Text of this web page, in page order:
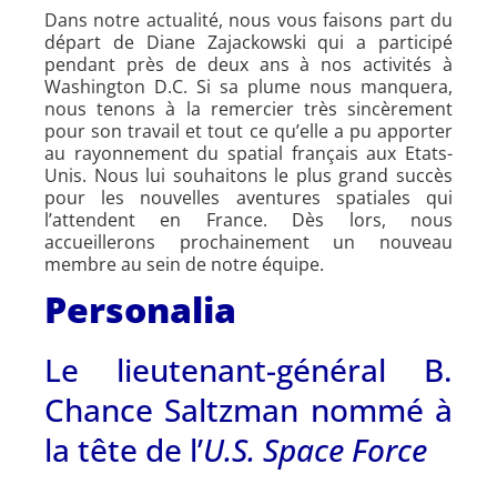
Dans notre actualité, nous vous faisons part du
départ de Diane Zajackowski qui a participé
pendant près de deux ans à nos activités à
Washington D.C. Si sa plume nous manquera,
nous tenons à la remercier très sincèrement
pour son travail et tout ce qu’elle a pu apporter
au rayonnement du spatial français aux Etats-
Unis. Nous lui souhaitons le plus grand succès
pour les nouvelles aventures spatiales qui
l’attendent en France. Dès lors, nous
accueillerons prochainement un nouveau
membre au sein de notre équipe.
Personalia
Le lieutenant-général B.
Chance Saltzman nommé à
la tête de l’U.S. Space Force